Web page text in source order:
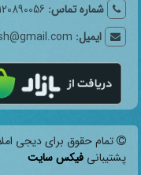
شماره تماس:
ایمیل:
تمام حقوق برای دیجی
پشتیبانی فیکس سایت